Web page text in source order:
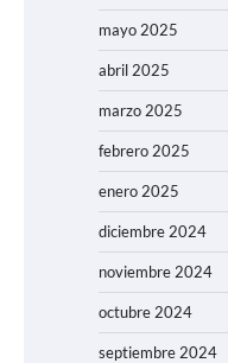
mayo 2025
abril 2025
marzo 2025
febrero 2025
enero 2025
diciembre 2024
noviembre 2024
octubre 2024
septiembre 2024